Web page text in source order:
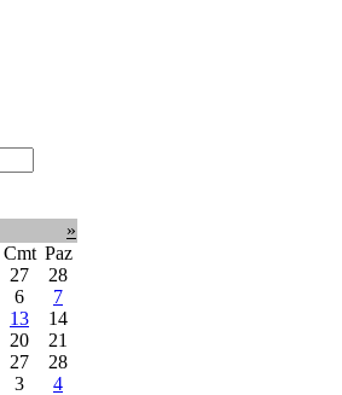
»
Cmt Paz
27
28
6
7
13
14
20
21
27
28
3 4